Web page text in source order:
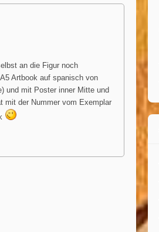
an die Figur noch
Artbook auf spanisch von
und mit Poster inner Mitte und
mit der Nummer vom Exemplar